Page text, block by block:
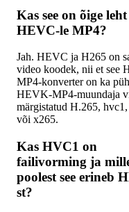
Kas see on õige leht
HEVC-le MP4?
Jah. HEVC ja H265 on
video koodek, nii et see
MP4-konverter on ka
HEVK-MP4-muundaja
märgistatud H.265,
või x265.
Kas HVC1 on
failivorming ja
poolest see erineb
st?